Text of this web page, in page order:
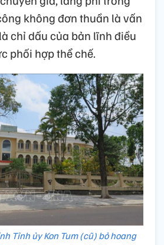
không đơn thuần là vấn
chỉ dấu của bản lĩnh điều
phối hợp thể chế.
Tỉnh ủy Kon Tum (cũ) bỏ hoang